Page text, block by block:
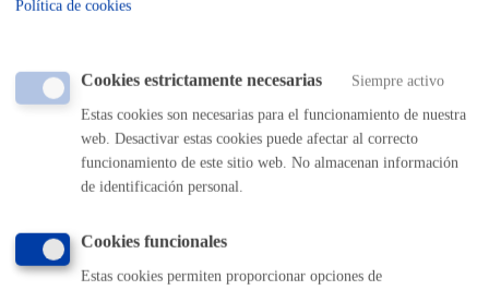
TELÉFONO
MÁQUINA
Escuela Música y Danza - Emisión de certificados
PRESENCIAL
TELÉFONO
Política de cookies
Cookies estrictamente necesarias Siempre activo
Estas cookies son necesarias para el funcionamiento de nuestra
web. Desactivar estas cookies puede afectar al correcto
funcionamiento de este sitio web. No almacenan información
de identificación personal.
Cookies funcionales
Estas cookies permiten proporcionar opciones de